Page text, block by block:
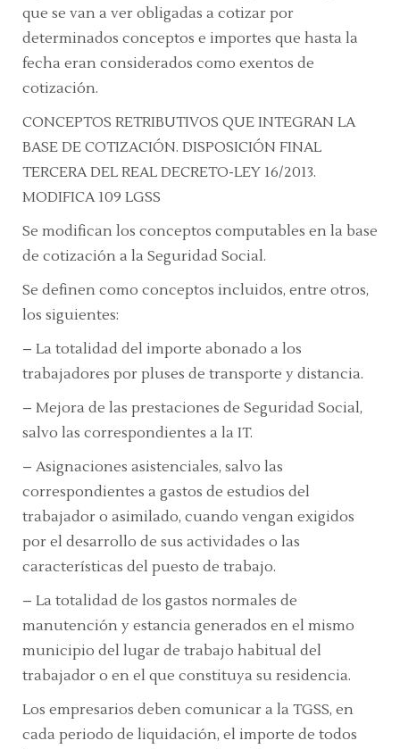
que se van a ver obligadas a cotizar por
determinados conceptos e importes que hasta la
fecha eran considerados como exentos de
cotización.
CONCEPTOS RETRIBUTIVOS QUE INTEGRAN LA
BASE DE COTIZACIÓN. DISPOSICIÓN FINAL
TERCERA DEL REAL DECRETO-LEY 16/2013.
MODIFICA 109 LGSS
Se modifican los conceptos computables en la base
de cotización a la Seguridad Social.
Se definen como conceptos incluidos, entre otros,
los siguientes:
– La totalidad del importe abonado a los
trabajadores por pluses de transporte y distancia.
– Mejora de las prestaciones de Seguridad Social,
salvo las correspondientes a la IT.
– Asignaciones asistenciales, salvo las
correspondientes a gastos de estudios del
trabajador o asimilado, cuando vengan exigidos
por el desarrollo de sus actividades o las
características del puesto de trabajo.
– La totalidad de los gastos normales de
manutención y estancia generados en el mismo
municipio del lugar de trabajo habitual del
trabajador o en el que constituya su residencia.
Los empresarios deben comunicar a la TGSS, en
cada periodo de liquidación, el importe de todos